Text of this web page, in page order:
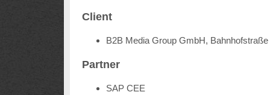
Client
B2B Media Group GmbH,
Partner
SAP CEE